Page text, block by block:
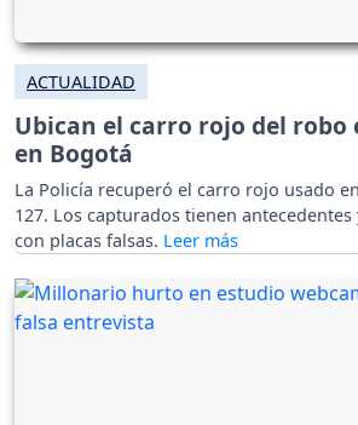
ACTUALIDAD
Ubican el carro rojo del robo
en Bogotá
La Policía recuperó el carro rojo usado
127. Los capturados tienen
con placas falsas.